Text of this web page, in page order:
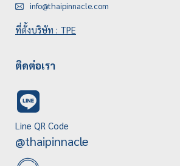
info@thaipinnacle.com
ที่ตั้งบริษัท : TPE
ติดต่อเรา
Line QR Code
@thaipinnacle